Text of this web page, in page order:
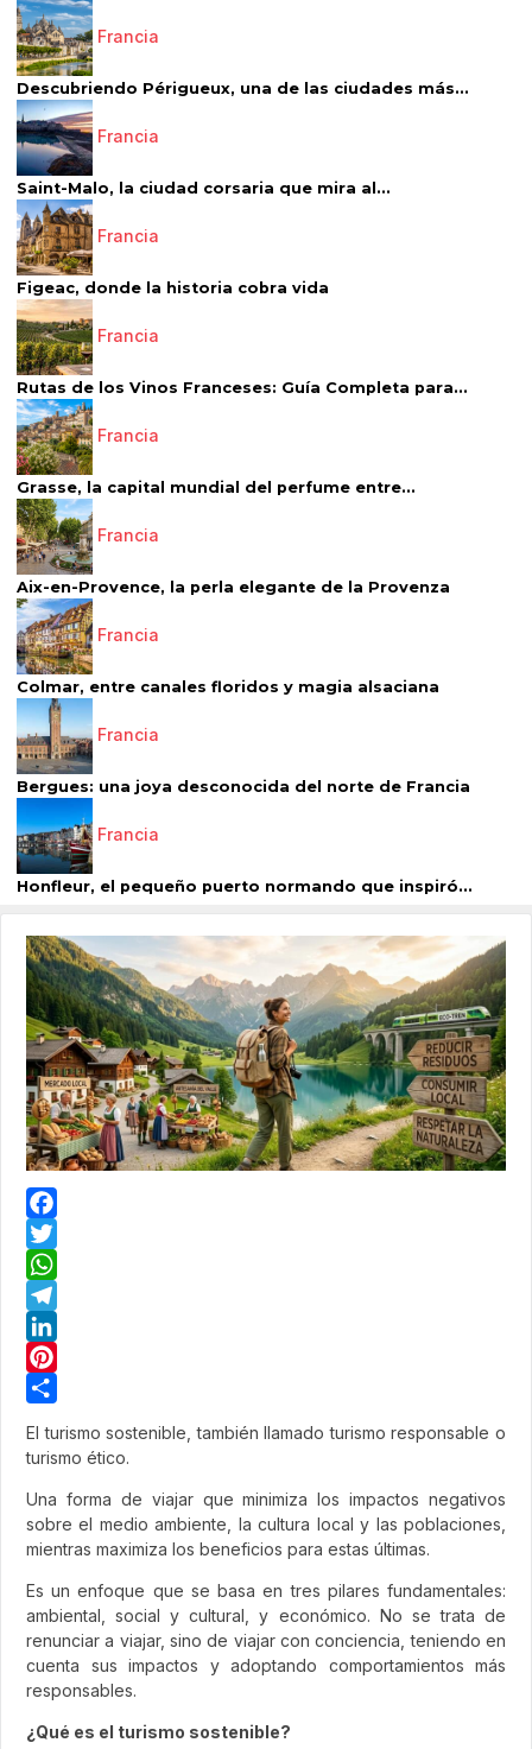
Francia
Descubriendo Périgueux, una de las ciudades más...
Francia
Saint-Malo, la ciudad corsaria que mira al...
Francia
Figeac, donde la historia cobra vida
Francia
Rutas de los Vinos Franceses: Guía Completa para...
Francia
Grasse, la capital mundial del perfume entre...
Francia
Aix-en-Provence, la perla elegante de la Provenza
Francia
Colmar, entre canales floridos y magia alsaciana
Francia
Bergues: una joya desconocida del norte de Francia
Francia
Honfleur, el pequeño puerto normando que inspiró...
Facebook
Twitter
WhatsApp
Telegram
LinkedIn
Pinterest
El turismo sostenible, también llamado turismo responsable o
turismo ético.
Una forma de viajar que minimiza los impactos negativos
sobre el medio ambiente, la cultura local y las poblaciones,
mientras maximiza los beneficios para estas últimas.
Es un enfoque que se basa en tres pilares fundamentales:
ambiental, social y cultural, y económico. No se trata de
renunciar a viajar, sino de viajar con conciencia, teniendo en
cuenta sus impactos y adoptando comportamientos más
responsables.
¿Qué es el turismo sostenible?